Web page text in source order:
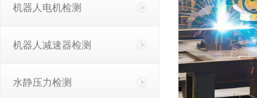
机器人电机检测
机器人减速器检测
水静压力检测